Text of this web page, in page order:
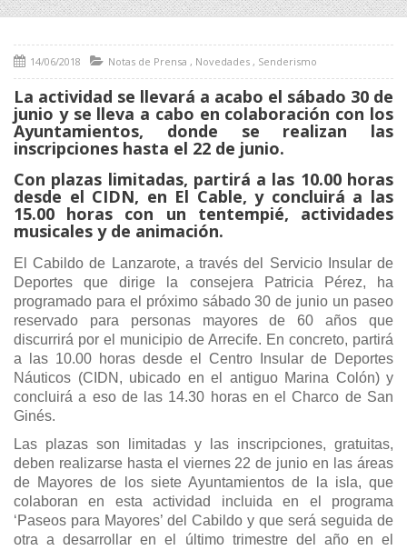
14/06/2018 Notas de Prensa , Novedades , Senderismo
La actividad se llevará a acabo el sábado 30 de
junio y se lleva a cabo en colaboración con los
Ayuntamientos, donde se realizan las
inscripciones hasta el 22 de junio.
Con plazas limitadas, partirá a las 10.00 horas
desde el CIDN, en El Cable, y concluirá a las
15.00 horas con un tentempié, actividades
musicales y de animación.
El Cabildo de Lanzarote, a través del Servicio Insular de
Deportes que dirige la consejera Patricia Pérez, ha
programado para el próximo sábado 30 de junio un paseo
reservado para personas mayores de 60 años que
discurrirá por el municipio de Arrecife. En concreto, partirá
a las 10.00 horas desde el Centro Insular de Deportes
Náuticos (CIDN, ubicado en el antiguo Marina Colón) y
concluirá a eso de las 14.30 horas en el Charco de San
Ginés.
Las plazas son limitadas y las inscripciones, gratuitas,
deben realizarse hasta el viernes 22 de junio en las áreas
de Mayores de los siete Ayuntamientos de la isla, que
colaboran en esta actividad incluida en el programa
‘Paseos para Mayores’ del Cabildo y que será seguida de
otra a desarrollar en el último trimestre del año en el